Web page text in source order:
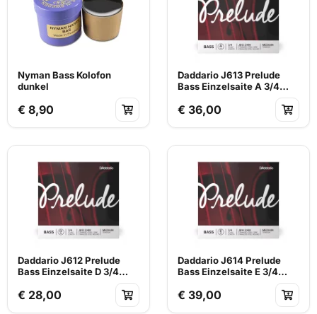
Nyman Bass Kolofon
dunkel
€ 8,90
Daddario J613 Prelude
Bass Einzelsaite A 3/4
€ 36,00
Daddario J612 Prelude
Bass Einzelsaite D 3/4
€ 28,00
Daddario J614 Prelude
Bass Einzelsaite E 3/4
€ 39,00